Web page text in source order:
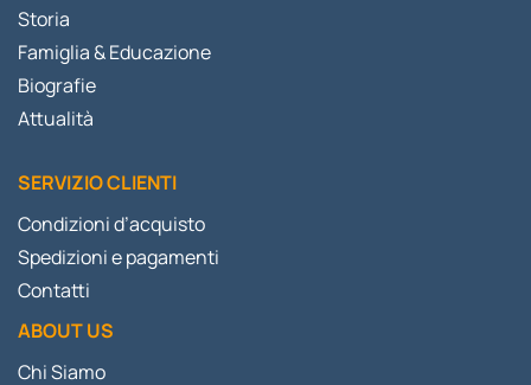
Storia
Famiglia & Educazione
Biografie
Attualità
SERVIZIO CLIENTI
Condizioni d’acquisto
Spedizioni e pagamenti
Contatti
ABOUT US
Chi Siamo